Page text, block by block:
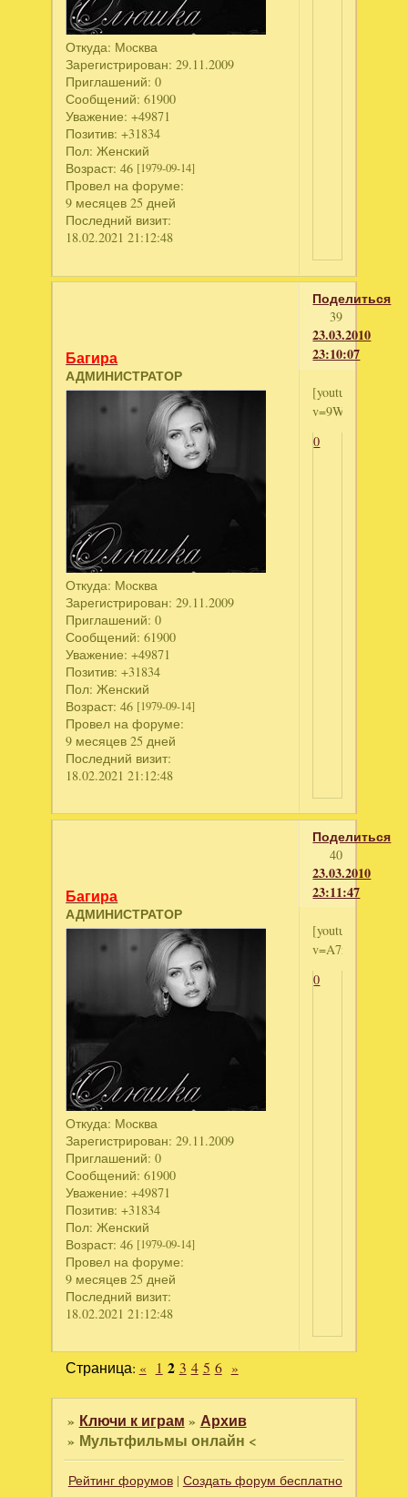
Откуда: Мoсква
Зарегистрирован: 29.11.2009
Приглашений: 0
Сообщений: 61900
Уважение: +49871
Позитив: +31834
Пол: Женский
Возраст: 46 [1979-09-14]
Провел на форуме:
9 месяцев 25 дней
Последний визит:
18.02.2021 21:12:48
Поделиться
39
23.03.2010
23:10:07
Багира
АДМИНИСТРАТОР
Откуда: Мoсква
Зарегистрирован: 29.11.2009
Приглашений: 0
Сообщений: 61900
Уважение: +49871
Позитив: +31834
Пол: Женский
Возраст: 46 [1979-09-14]
Провел на форуме:
9 месяцев 25 дней
Последний визит:
18.02.2021 21:12:48
[youtube]http://
0
Поделиться
40
23.03.2010
23:11:47
Багира
АДМИНИСТРАТОР
Откуда: Мoсква
Зарегистрирован: 29.11.2009
Приглашений: 0
Сообщений: 61900
Уважение: +49871
Позитив: +31834
Пол: Женский
Возраст: 46 [1979-09-14]
Провел на форуме:
9 месяцев 25 дней
Последний визит:
18.02.2021 21:12:48
[youtube]http://
0
Страница: « 1 2 3 4 5 6 »
» Ключи к играм » Архив
» Мультфильмы онлайн <
Рейтинг форумов| Создать форум бесплатно